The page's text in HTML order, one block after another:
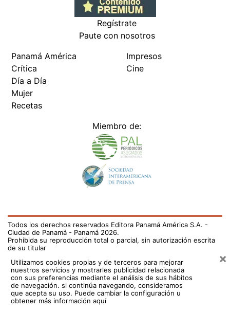
Regístrate
Paute con nosotros
Panamá América
Crítica
Día a Día
Mujer
Recetas
Impresos
Cine
Miembro de:
Todos los derechos reservados Editora Panamá América S.A. -
Ciudad de Panamá - Panamá 2026.
Prohibida su reproducción total o parcial, sin autorización escrita
de su titular
Utilizamos cookies propias y de terceros para mejorar
nuestros servicios y mostrarles publicidad relacionada
con sus preferencias mediante el análisis de sus hábitos
de navegación. si continúa navegando, consideramos
que acepta su uso. Puede cambiar la configuración u
obtener más información aquí
×